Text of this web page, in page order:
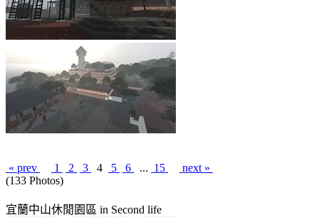
« prev 1 2 3 4 5 6 ... 15
next »
(133 Photos)
宜蘭中山休閒園區 in Second life